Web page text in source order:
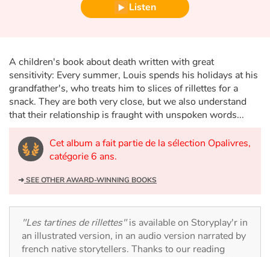
Around the world
Learning
Arts, space, activities
Daily life and hobbies
Listen
A children's book about death written with great
sensitivity: Every summer, Louis spends his holidays at his
grandfather's, who treats him to slices of rillettes for a
snack. They are both very close, but we also understand
that their relationship is fraught with unspoken words...
Cet album a fait partie de la sélection Opalivres,
catégorie 6 ans.
➜SEE OTHER AWARD-WINNING BOOKS
"Les tartines de rillettes"is available on Storyplay'r in
an illustrated version, in an audio version narrated by
french native storytellers. Thanks to our reading